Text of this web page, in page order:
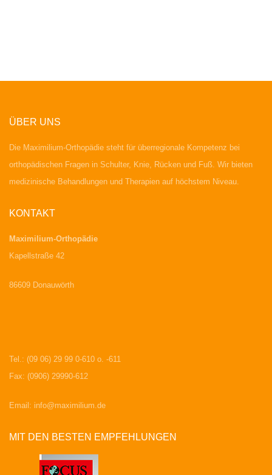
ÜBER UNS
Die Maximilium-Orthopädie steht für überregionale Kompetenz bei
orthopädischen Fragen in Schulter, Knie, Rücken und Fuß. Wir bieten
medizinische Behandlungen und Therapien auf höchstem Niveau.
KONTAKT
Maximilium-Orthopädie
Kapellstraße 42
86609 Donauwörth
Tel.: (09 06) 29 99 0-610 o. -611
Fax: (0906) 29990-612
Email: info@maximilium.de
MIT DEN BESTEN EMPFEHLUNGEN